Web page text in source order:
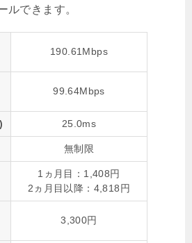
190.61Mbps
99.64Mbps
25.0ms
無制限
1ヵ月目：1,408円
2ヵ月目以降：4,818円
3,300円